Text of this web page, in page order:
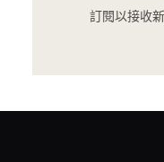
訂閱以接收